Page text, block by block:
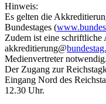
Hinweis:
Es gelten die
Bundestages (
Zudem ist eine schriftliche
akkreditierung@
Medienvertreter notwendig.
Der Zugang zur
Eingang Nord des
12.30 Uhr.